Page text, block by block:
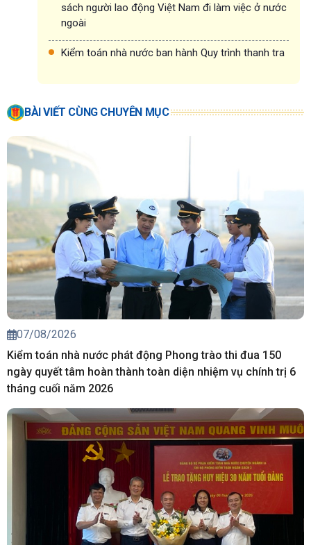
sách người lao động Việt Nam đi làm việc ở nước
ngoài
Kiểm toán nhà nước ban hành Quy trình thanh tra
BÀI VIẾT CÙNG CHUYÊN MỤC
07/08/2026
Kiểm toán nhà nước phát động Phong trào thi đua 150
ngày quyết tâm hoàn thành toàn diện nhiệm vụ chính trị 6
tháng cuối năm 2026